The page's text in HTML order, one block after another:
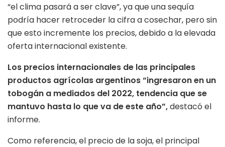
“el clima pasará a ser clave”, ya que una sequía
podría hacer retroceder la cifra a cosechar, pero sin
que esto incremente los precios, debido a la elevada
oferta internacional existente.
Los precios internacionales de las principales
productos agrícolas argentinos “ingresaron en un
tobogán a mediados del 2022, tendencia que se
mantuvo hasta lo que va de este año”,destacó el
informe.
Como referencia, el precio de la soja, el principal